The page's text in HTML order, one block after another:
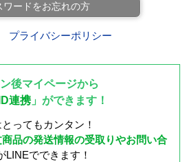
ワードをお忘れの方
プライバシーポリシー
後マイページから
連携」ができます！
ってもカンタン！
商品の発送情報の受取りやお問い合
LINEでできます！